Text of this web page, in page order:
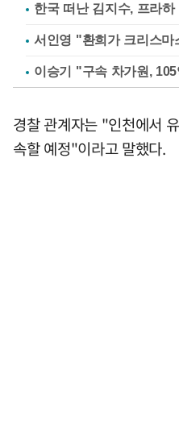
한국 떠난 김지수, 프라
서인영 "환희가 크리스마
이승기 "구속 차가원,
경찰 관계자는 "인천에서
속할 예정"이라고 말했다.